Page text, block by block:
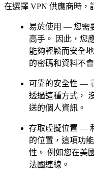
在選擇 VPN 供應商時，
易於使用 — 您需
高手。 因此，您
能夠輕鬆而安全
的密碼和資料不
可靠的安全性 —
透過這種方式，
送的個人資訊。
存取虛擬位置 —
的位置，這項功
性。 例如您在美
法國連線。